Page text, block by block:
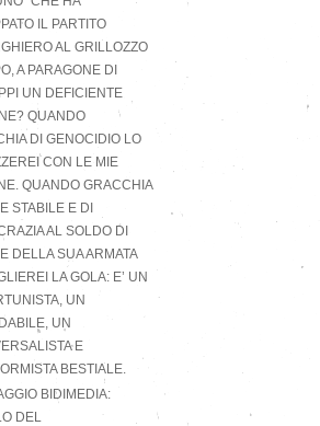
IL PARTITO
AL GRILLOZZO
A PARAGONE DI
UN DEFICIENTE
QUANDO
DI GENOCIDIO LO
CON LE MIE
QUANDO GRACCHIA
STABILE E DI
AL SOLDO DI
DELLA SUA ARMATA
LA GOLA: E’ UN
UN
UN
E
BESTIALE.
BIDIMEDIA:
DEL